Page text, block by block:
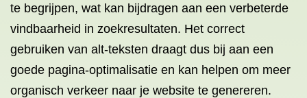
te begrijpen, wat kan bijdragen aan een verbeterde
vindbaarheid in zoekresultaten. Het correct
gebruiken van alt-teksten draagt dus bij aan een
goede pagina-optimalisatie en kan helpen om meer
organisch verkeer naar je website te genereren.